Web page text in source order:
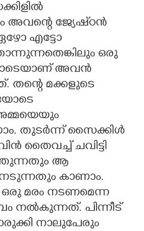
അവന്റെ ജ്യേഷ്‌ഠൻ
എട്ടോ
ഒരു
അവൻ
തന്റെ മക്കളുടെ
തുടർന്ന് സൈക്കിൾ
തൈവച്ച് ചവിട്ടി
ആ
കാണാം.
ഒരു മരം നടണമെന്ന
നൽകുന്നത്. പിന്നീട്
നാലുപേരും